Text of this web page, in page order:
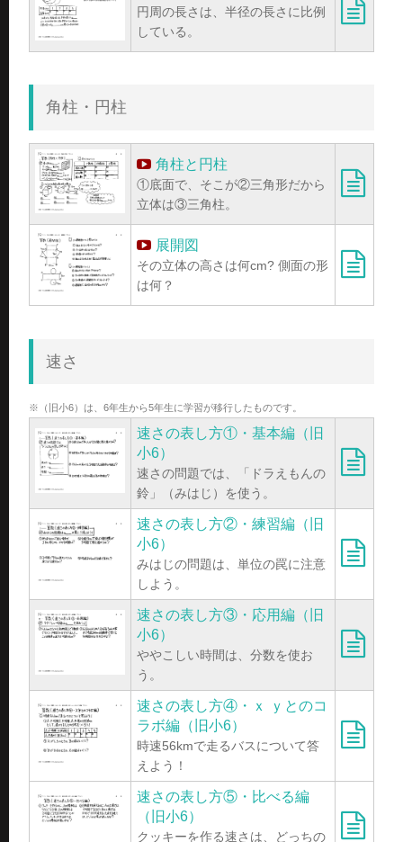
円周の長さは、半径の長さに比例
している。
角柱・円柱
角柱と円柱
①底面で、そこが②三角形だから
立体は③三角柱。
展開図
その立体の高さは何cm? 側面の形
は何？
速さ
※（旧小6）は、6年生から5年生に学習が移行したものです。
速さの表し方①・基本編（旧
小6）
速さの問題では、「ドラえもんの
鈴」（みはじ）を使う。
速さの表し方②・練習編（旧
小6）
みはじの問題は、単位の罠に注意
しよう。
速さの表し方③・応用編（旧
小6）
ややこしい時間は、分数を使お
う。
速さの表し方④・ｘ ｙとのコ
ラボ編（旧小6）
時速56kmで走るバスについて答
えよう！
速さの表し方⑤・比べる編
（旧小6）
クッキーを作る速さは、どっちの